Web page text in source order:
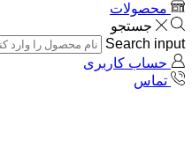
محصولات
جستجو
Search input
حساب کاربری
تماس